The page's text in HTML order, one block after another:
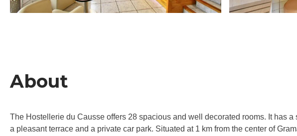
About
The Hostellerie du Causse offers 28 spacious and well decorated rooms. It has
a pleasant terrace and a private car park. Situated at 1 km from the center of